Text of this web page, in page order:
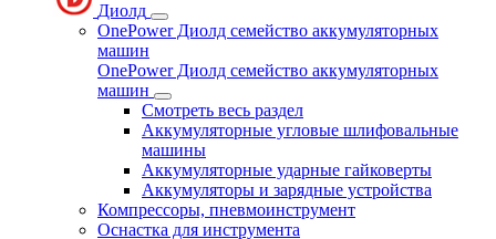
Диолд
OnePower Диолд семейство аккумуляторных
машин
OnePower Диолд семейство аккумуляторных
машин
Смотреть весь раздел
Аккумуляторные угловые шлифовальные
машины
Аккумуляторные ударные гайковерты
Аккумуляторы и зарядные устройства
Компрессоры, пневмоинструмент
Оснастка для инструмента